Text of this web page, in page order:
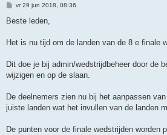
B
r
h
vr 29 jun 2018, 08:36
Beste leden,
Het is nu tijd om de landen van de 8 e finale
Dit doe je bij admin/wedstrijdbeheer door de
wijzigen en op de slaan.
De deelnemers zien nu bij het aanpassen
juiste landen wat het invullen van de landen
De punten voor de finale wedstrijden worden